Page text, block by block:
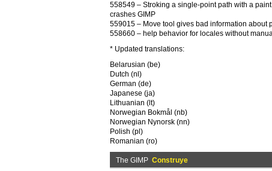
558549 – Stroking a single-point path with a paint
crashes GIMP
559015 – Move tool gives bad information about
558660 – help behavior for locales without
* Updated translations:
Belarusian (be)
Dutch (nl)
German (de)
Japanese (ja)
Lithuanian (lt)
Norwegian Bokmål (nb)
Norwegian Nynorsk (nn)
Polish (pl)
Romanian (ro)
The GIMP Construye